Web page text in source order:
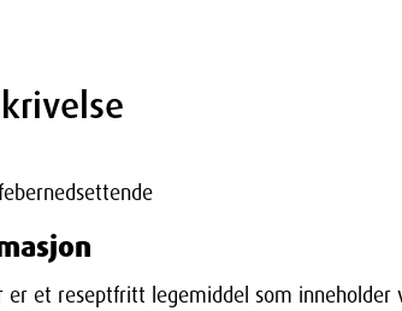
er et reseptfritt legemiddel som inneholder